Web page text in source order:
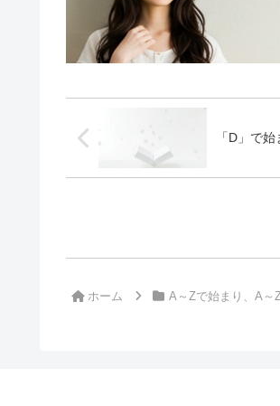
「D」で
ホーム A～Zで始まり、A～